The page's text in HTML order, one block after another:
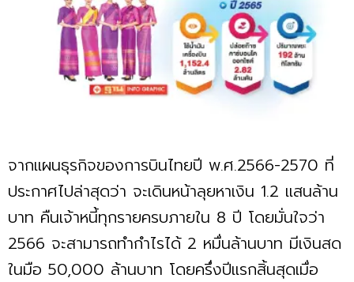
จากแผนธุรกิจของการบินไทยปี พ.ศ.2566-2570 ที่
ประกาศไปล่าสุดว่า จะเดินหน้าลุยหาเงิน 1.2 แสนล้าน
บาท คืนเจ้าหนี้ทุกรายครบภายใน 8 ปี โดยมั่นใจว่า
2566 จะสามารถทำกำไรได้ 2 หมื่นล้านบาท มีเงินสด
ในมือ 50,000 ล้านบาท โดยครึ่งปีแรกสิ้นสุดเมื่อ